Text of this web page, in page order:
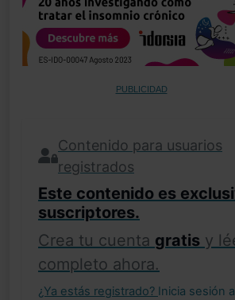
PUBLICIDAD
Contenido para usuarios
registrados
Este contenido es
suscriptores.
Crea tu cuenta gratis y
completo ahora.
¿Ya estás registrado? Inicia sesión